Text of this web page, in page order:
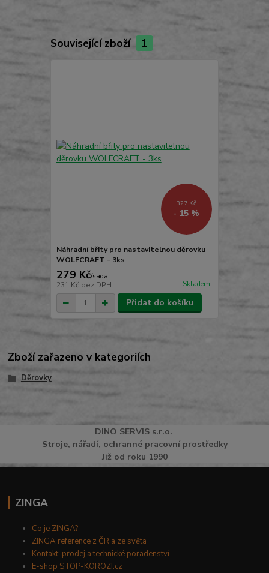
Související zboží 1
327 Kč
- 15 %
Náhradní břity pro nastavitelnou děrovku
WOLFCRAFT - 3ks
279 Kč/sada
231 Kč bez DPH Skladem
Přidat do košíku
Zboží zařazeno v kategoriích
Děrovky
DINO SERVISs.r.o.
Stroje, nářadí, ochranné pracovní prostředky
Již od roku 1990
ZINGA
Co je ZINGA?
ZINGA reference z ČR a ze světa
Kontakt: prodej a technické poradenství
E-shop STOP-KOROZI.cz